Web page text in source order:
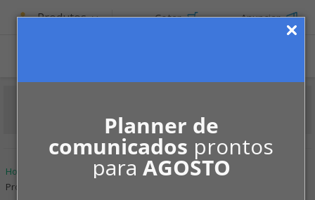
Planner de
comunicados prontos
para AGOSTO
Produtos Cotar Anunciar
Home Jurisprudências
Garagens
Propaganda enganosa?